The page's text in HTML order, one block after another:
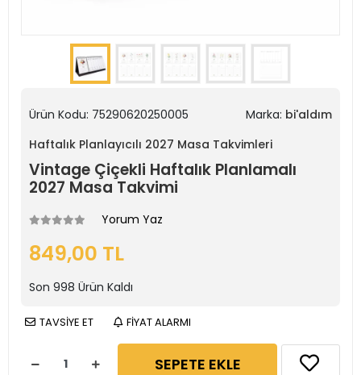
Ürün Kodu: 75290620250005 Marka: bi'aldım
Haftalık Planlayıcılı 2027 Masa Takvimleri
Vintage Çiçekli Haftalık Planlamalı
2027 Masa Takvimi
Yorum Yaz
849,00 TL
Son 998 Ürün Kaldı
TAVSİYE ET FİYAT ALARMI
SEPETE EKLE